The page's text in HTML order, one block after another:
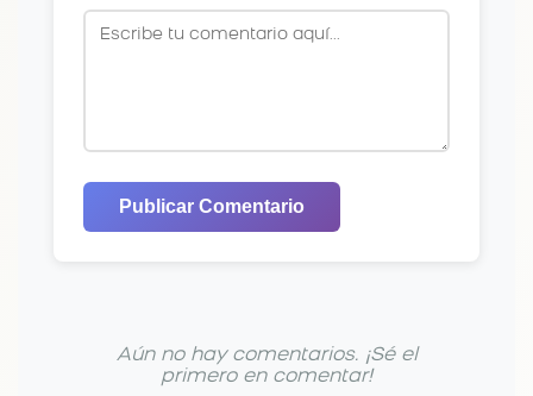
Publicar Comentario
Aún no hay comentarios. ¡Sé el
primero en comentar!